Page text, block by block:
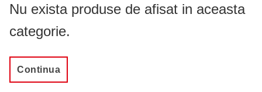
Nu exista produse de afisat in aceasta
categorie.
Continua